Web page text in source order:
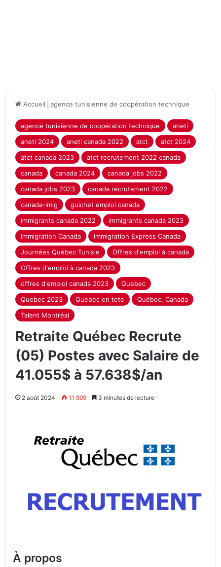
Accueil agence tunisienne de coopération technique
agence tunisienne de coopération technique
aneti
aneti 2024
aneti canada 2022 atct
atct 2024
atct canada 2023
atct recrutement 2022 canada
canada
canada 2024
canada jobs 2022
canada jobs 2023
canada recrutement 2022
canada-imig
guichet emploi canada
immigrants canada 2022
immigrants canada 2023
Immigration Canada
Immigration Express Canada
Journées Québec Tunisie
Offres d'emploi à canada
Offres d'emploi à canada 2023
offres d'emploi canada 2023
Quebec
Quebec 2023
Quebec en tete
Québec, Canada
Talent Montréal
Retraite Québec Recrute
(05) Postes avec Salaire de
41.055$ à 57.638$/an
2 août 2024 11 999 3 minutes de lecture
À propos